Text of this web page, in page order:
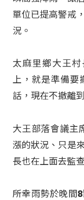
單位已提高警戒
況。
太麻里鄉大王
上，就是準備要
話，現在不撤離
大王部落會議主
漲的狀況、只是
長也在上面去監
所幸雨勢於晚間